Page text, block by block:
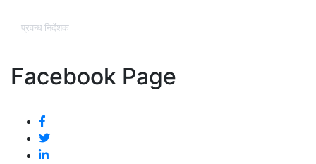
प्रवन्ध निर्देशक
Facebook Page